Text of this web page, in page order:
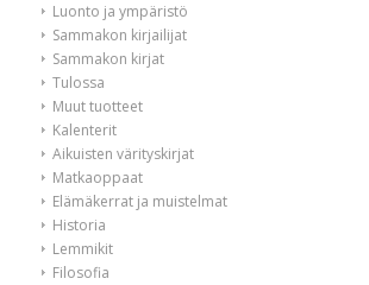
Luonto ja ympäristö
Sammakon kirjailijat
Sammakon kirjat
Tulossa
Muut tuotteet
Kalenterit
Aikuisten värityskirjat
Matkaoppaat
Elämäkerrat ja muistelmat
Historia
Lemmikit
Filosofia